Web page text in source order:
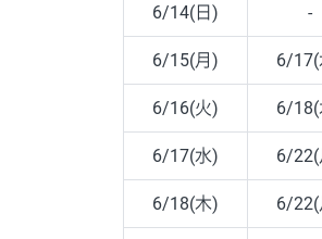
6/14(日) -
6/15(月) 6/17(
6/16(火) 6/18(
6/17(水) 6/22(
6/18(木) 6/22(